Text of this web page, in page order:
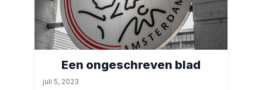
Een ongeschreven blad
juli 5, 2023